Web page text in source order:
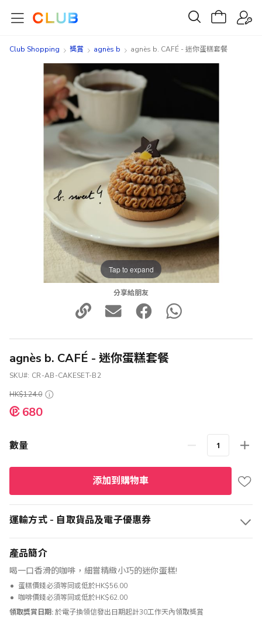
Club Shopping 獎賞 agnès b agnès b. CAFÉ - 迷你蛋糕套餐
beginning
Tap to expand
分享給朋友
agnès b. CAFÉ - 迷你蛋糕套餐
SKU
CR-AB-CAKESET-B2
HK$124.0
特
殊
680
數量
添加到購物車
運輸方式 - 自取貨品及電子優惠券
產品簡介
喝一口香滑的咖啡，細嘗精緻小巧的迷你蛋糕!
蛋糕價錢必須等同或低於HK$56.00
咖啡價錢必須等同或低於HK$62.00
領取獎賞日期:於電子換領信發出日期起計30工作天內領取獎賞